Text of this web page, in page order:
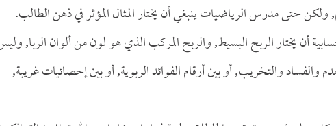
ولكن حتى مدرس الرياضيات ينبغي أن يختار المثال المؤثر في ذهن الطالب.
أن يختار الربح البسيط, والربح المركب الذي هو لون من ألوان الربا,
والفساد والتخريب, أو بين أرقام الفوائد الربوية, أو بين إحصائيات غريبة,